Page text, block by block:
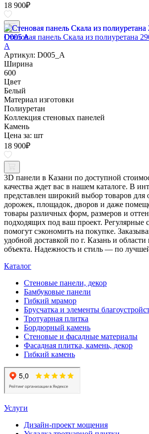
18 900₽
Стеновая панель Скала из полиуретана
A
Артикул: D005_A
Ширина
600
Цвет
Белый
Материал изготовки
Полиуретан
Коллекция стеновых панелей
Камень
Цена за: шт
18 900₽
3D панели в Казани по доступной
качества ждет вас в нашем каталоге. В
представлен широкий выбор товаров для
дорожек, площадок, дворов и даже
товары различных форм, размеров и
подходящих под ваш проект. Регулярные
помогут сэкономить на покупке.
удобной доставкой по г. Казань и
объекта. Надежность и стиль — по
Каталог
Стеновые панели, декор
Бамбуковые панели
Гибкий мрамор
Брусчатка и элементы
Тротуарная плитка
Бордюрный камень
Стеновые и фасадные материалы
Фасадная плитка, камень, декор
Гибкий камень
Услуги
Дизайн-проект мощения